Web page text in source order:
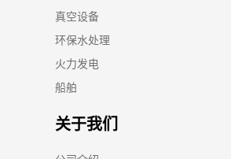
真空设备
环保水处理
火力发电
船舶
关于我们